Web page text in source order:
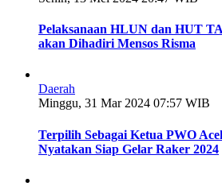
Pelaksanaan HLUN dan HUT
akan Dihadiri Mensos Risma
Daerah
Minggu, 31 Mar 2024 07:57 WIB
Terpilih Sebagai Ketua PWO
Nyatakan Siap Gelar Raker 2024